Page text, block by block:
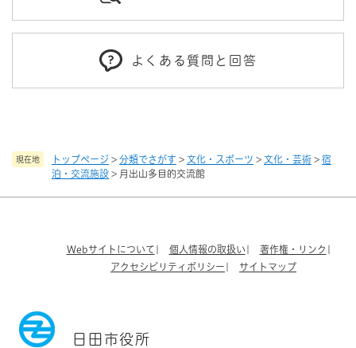
現在地 トップページ > 分類でさがす > 文化・スポーツ > 文化・芸術 > 宿
泊・交流施設 > 月出山多目的交流館
よくある質問と回答
Webサイトについて 個人情報の取扱い
著作権・リンク
アクセシビリティポリシー
サイトマップ
日田市役所